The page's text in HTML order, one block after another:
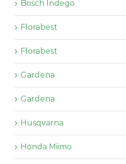
Bosch Indego
Florabest
Florabest
Gardena
Gardena
Husqvarna
Honda Miimo